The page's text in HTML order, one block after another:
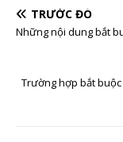
TRƯỚC ĐÓ
Những nội dung bắt
Trường hợp bắt